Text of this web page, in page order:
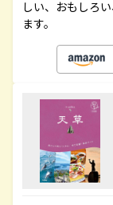
しい、おもしろ
ます。